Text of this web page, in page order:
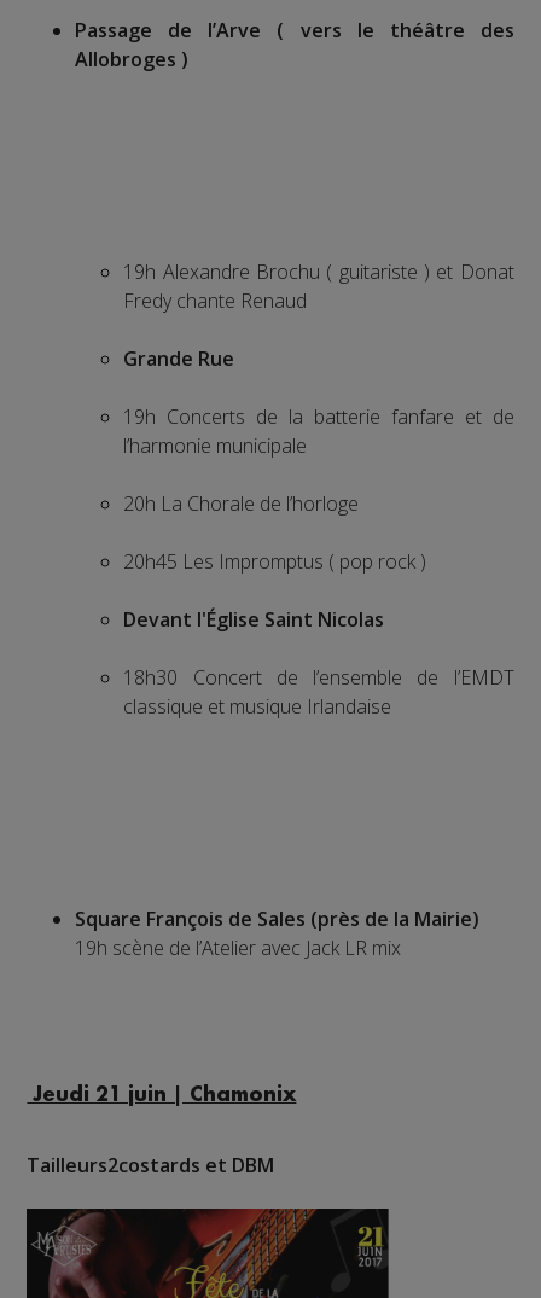
Passage de l’Arve ( vers le théâtre des
Allobroges )
19h Alexandre Brochu ( guitariste ) et Donat
Fredy chante Renaud
Grande Rue
19h Concerts de la batterie fanfare et de
l’harmonie municipale
20h La Chorale de l’horloge
20h45 Les Impromptus ( pop rock )
Devant l'Église Saint Nicolas
18h30 Concert de l’ensemble de l’EMDT
classique et musique Irlandaise
Square François de Sales (près de la Mairie)
19h scène de l’Atelier avec Jack LR mix
Jeudi 21 juin | Chamonix
Tailleurs2costards et DBM